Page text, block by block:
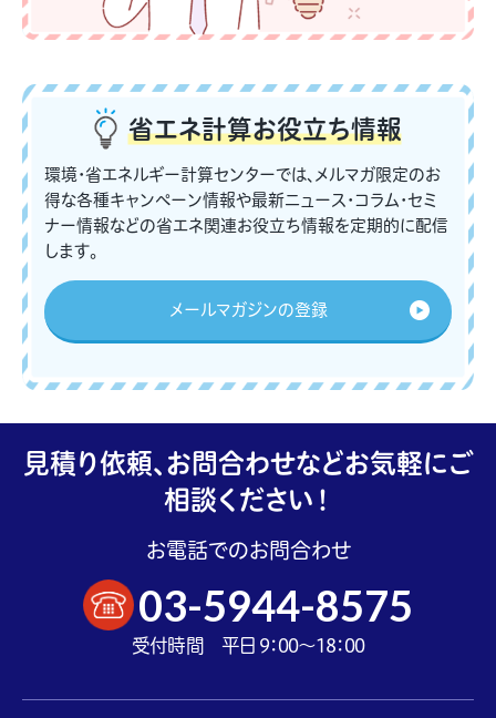
省エネ計算お役立ち情報
環境・省エネルギー計算センターでは、メルマガ限定のお
得な各種キャンペーン情報や最新ニュース・コラム・セミ
ナー情報などの省エネ関連お役立ち情報を定期的に配信
します。
メールマガジンの登録
見積り依頼、お問合わせなどお気軽にご
相談ください！
お電話でのお問合わせ
03-5944-8575
受付時間 平日 9：00～18：00